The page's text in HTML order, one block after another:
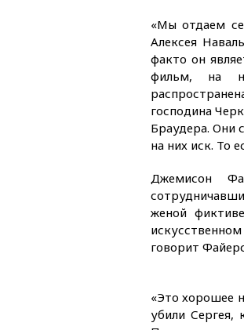
«Мы отдаем
Алексея
факто он
фильм, на
господина
Браудера. Они
на них иск. То
Джемисон
женой
говорит
«Это хорошее
убили Сергея,